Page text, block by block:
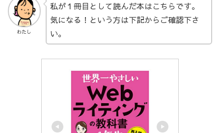
わたし
私が１冊目として読んだ本はこちらです。
気になる！という方は下記からご確認下さ
い。